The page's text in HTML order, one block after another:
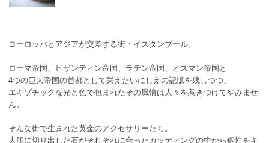
ヨーロッパとアジアが交差する街・イスタンブール。
ローマ帝国、ビザンティン帝国、ラテン帝国、オスマン帝国と
4つの巨大帝国の首都として栄えたいにしえの記憶を残しつつ、
エキゾチックな光と色で包まれたその風情は人々を惹きつけてやみませ
ん。
そんな街で生まれた黄金のアクセサリーたち。
大胆に切り出した石がそれぞれに合ったカッティングの中から個性をキ